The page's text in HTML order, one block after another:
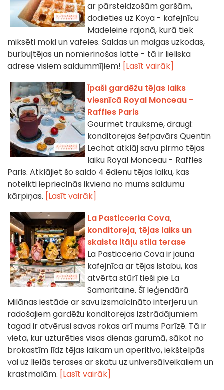
ar pārsteidzošām garšām,
dodieties uz Koya - kafejnīcu
Madeleine rajonā, kurā tiek
miksēti moki un vafeles. Saldas un maigas uzkodas,
burbuļtējas un nomierinošas latte - tā ir lieliska
adrese visiem saldummīļiem! [Lasīt vairāk]
Īpaši gardēžu tējas laiks
viesnīcā Royal Monceau -
Raffles Paris
Gourmet trauksme, draugi:
konditorejas šefpavārs Quentin
Lechat atklāj savu pirmo tējas
laiku Royal Monceau - Raffles
Paris. Atklājiet šo saldo 4 ēdienu tējas laiku, kas
noteikti iepriecinās ikviena no mums saldumu
kārpiņas. [Lasīt vairāk]
La Pasticceria Cova,
konditoreja, tējas laiks un
skaista itāļu stila terase
La Pasticceria Cova ir jauna
kafejnīca ar tējas istabu, kas
atvērta stūrī tieši pie La
Samaritaine. Šī leģendārā
Milānas iestāde ar savu izsmalcināto interjeru un
radošajiem gardēžu konditorejas izstrādājumiem
tagad ir atvērusi savas rokas arī mums Parīzē. Tā ir
vieta, kur uzturēties visas dienas garumā, sākot no
brokastīm līdz tējas laikam un aperitivo, iekštelpās
vai uz lielās terases ar skatu uz universālveikaliem un
krastmalām. [Lasīt vairāk]